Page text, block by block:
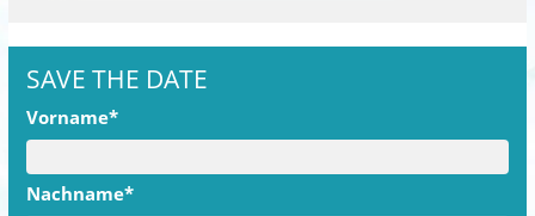
SAVE THE DATE
Vorname*
Nachname*